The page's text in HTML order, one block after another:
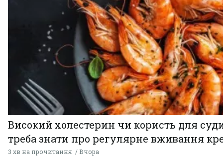
Високий холестерин чи користь для
треба знати про регулярне вживання
3 хв на прочитання Вчора